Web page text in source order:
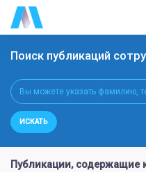
Поиск публикаций
ИСКАТЬ
Публикации, содержащие